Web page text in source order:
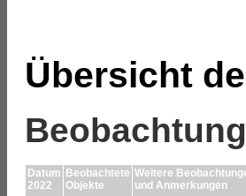
Übersicht
Datum
2022
Beobachtete
Objekte
Weitere
und Anmerkungen